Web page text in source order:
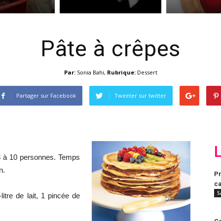
Pâte à crêpes
Par: Sonia Bahi, Rubrique: Dessert
Partager sur Facebook Tweeter sur twitter
10 personnes. Temps
de lait, 1 pincée de